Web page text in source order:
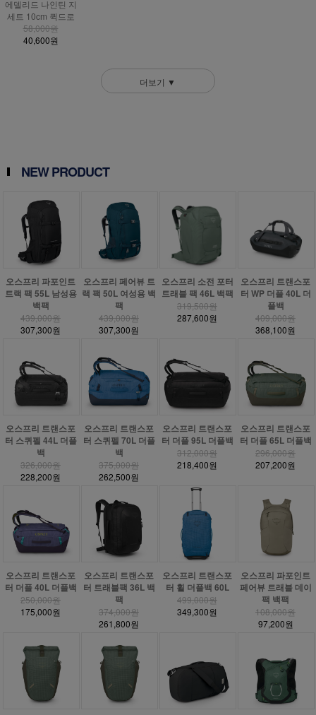
에델리드 나인틴 지
세트 10cm 퀵드로
58,000원
40,600원
더보기 ▼
NEW PRODUCT
오스프리 파포인트
트랙 팩 55L 남성용
백팩
439,000원
307,300원
오스프리 페어뷰 트
랙 팩 50L 여성용 백
팩
439,000원
307,300원
오스프리 소전 포터
트래블 팩 46L 백팩
319,500원
287,600원
오스프리 트랜스포
터 WP 더플 40L 더
플백
409,000원
368,100원
오스프리 트랜스포
터 스퀴펠 44L 더플
백
326,000원
228,200원
오스프리 트랜스포
터 스퀴펠 70L 더플
백
375,000원
262,500원
오스프리 트랜스포
터 더플 95L 더플백
312,000원
218,400원
오스프리 트랜스포
터 더플 65L 더플백
296,000원
207,200원
오스프리 트랜스포
터 더플 40L 더플백
250,000원
175,000원
오스프리 트랜스포
터 트래블팩 36L 백
팩
374,000원
261,800원
오스프리 트랜스포
터 휠 더플백 60L
499,000원
349,300원
오스프리 파포인트
페어뷰 트래블 데이
팩 백팩
108,000원
97,200원